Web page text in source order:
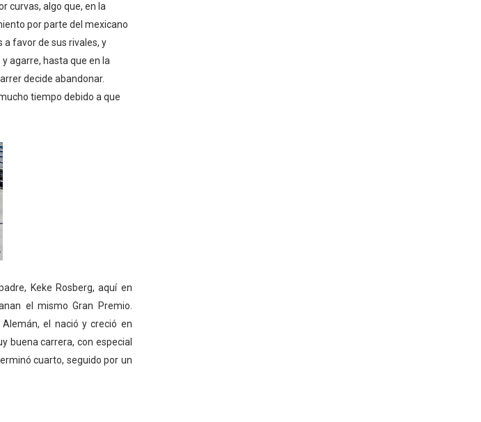
curvas, algo que, en la
por parte del mexicano
a favor de sus rivales, y
agarre, hasta que en la
decide abandonar.
tiempo debido a que
Keke Rosberg, aquí en
el mismo Gran Premio.
el nació y creció en
buena carrera, con especial
cuarto, seguido por un